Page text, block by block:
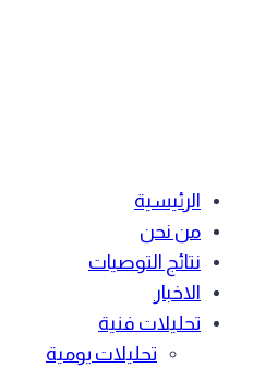
الرئيسية
من نحن
نتائج التوصيات
الاخبار
تحليلات فنية
تحليلات يومية